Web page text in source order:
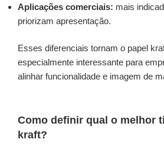
Aplicações comerciais: mais
priorizam apresentação.
Esses diferenciais tornam o papel
especialmente interessante para
alinhar funcionalidade e imagem de
Como definir qual o melhor
kraft?